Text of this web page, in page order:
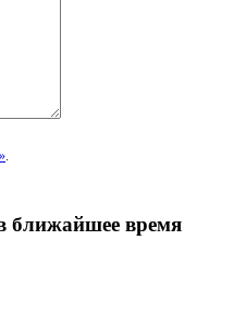
.
ближайшее время